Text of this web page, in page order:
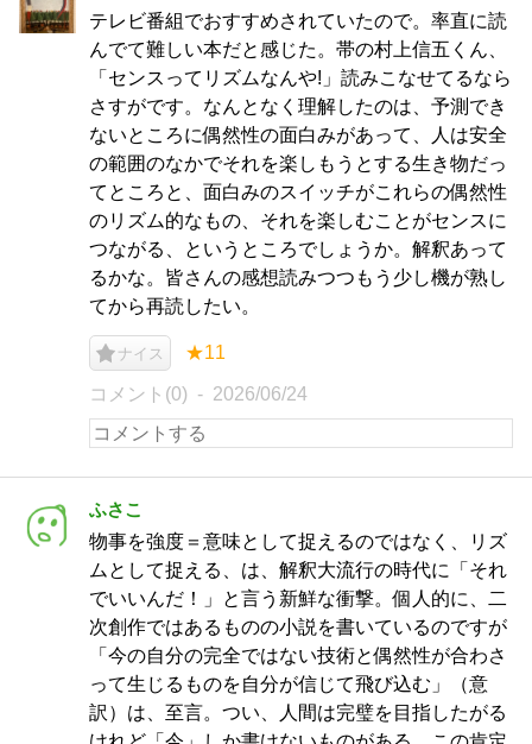
テレビ番組でおすすめされていたので。率直に読
んでて難しい本だと感じた。帯の村上信五くん、
「センスってリズムなんや!」読みこなせてるなら
さすがです。なんとなく理解したのは、予測でき
ないところに偶然性の面白みがあって、人は安全
の範囲のなかでそれを楽しもうとする生き物だっ
てところと、面白みのスイッチがこれらの偶然性
のリズム的なもの、それを楽しむことがセンスに
つながる、というところでしょうか。解釈あって
るかな。皆さんの感想読みつつもう少し機が熟し
てから再読したい。
ナイス ★11
コメント(0) 2026/06/24
ふさこ
物事を強度＝意味として捉えるのではなく、リズ
ムとして捉える、は、解釈大流行の時代に「それ
でいいんだ！」と言う新鮮な衝撃。個人的に、二
次創作ではあるものの小説を書いているのですが
「今の自分の完全ではない技術と偶然性が合わさ
って生じるものを自分が信じて飛び込む」（意
訳）は、至言。つい、人間は完璧を目指したがる